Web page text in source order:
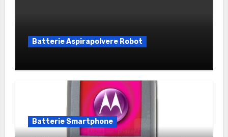
Batterie Aspirapolvere Robot
Batterie Smartphone